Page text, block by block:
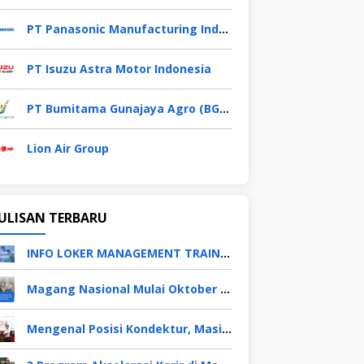
PT Panasonic Manufacturing Indonesia
PT Isuzu Astra Motor Indonesia
PT Bumitama Gunajaya Agro (BGA Group)
Lion Air Group
TERBARU
INFO LOKER MANAGEMENT TRAINEE APRIL 2026
Magang Nasional Mulai Oktober 2025, Fresh Graduate Dapat Gaji UMP Selama 6 Bulan
Mengenal Posisi Kondektur, Masinis, Asisten PPKA, Pemeliharaan Sarana dan Prasarana, Polsuska (Polisi Khusus Kereta Api), di PT KAI